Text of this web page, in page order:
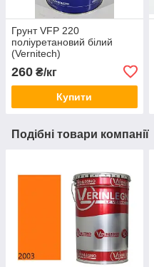
Грунт VFP 220
поліуретановий білий
(Vernitech)
260 ₴/кг
Купити
Подібні товари компанії